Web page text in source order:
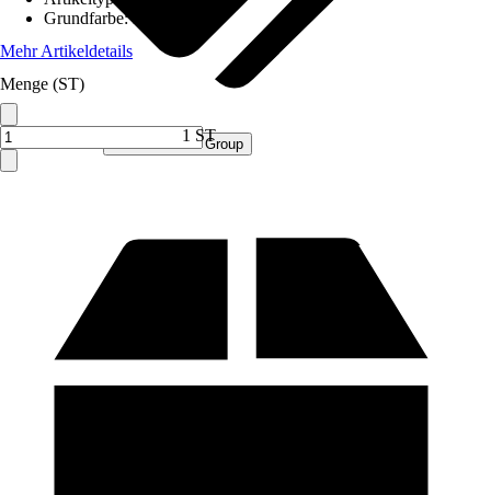
Verkauf durch: Procommerce Group
Grundfarbe:
Mehr Artikeldetails
Menge (ST)
1 ST